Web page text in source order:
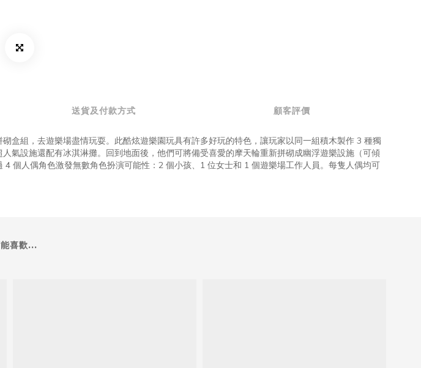
送貨及付款方式 顧客評價
組，去遊樂場盡情玩耍。此酷炫遊樂園玩具有許多好玩的特色，讓玩家以同一組積木製作 3 種獨
氣設施還配有冰淇淋攤。 回到地面後，他們可將備受喜愛的摩天輪重新拼砌成幽浮遊樂設施（可傾
4 個人偶角色激發無數角色扮演可能性：2 個小孩、1 位女士和 1 個遊樂場工作人員。每隻人偶均可
喜歡...